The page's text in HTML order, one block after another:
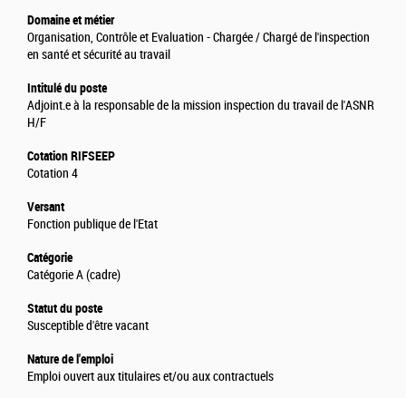
Domaine et métier
Organisation, Contrôle et Evaluation - Chargée / Chargé de l'inspection
en santé et sécurité au travail
Intitulé du poste
Adjoint.e à la responsable de la mission inspection du travail de l'ASNR
H/F
Cotation RIFSEEP
Cotation 4
Versant
Fonction publique de l'Etat
Catégorie
Catégorie A (cadre)
Statut du poste
Susceptible d'être vacant
Nature de l'emploi
Emploi ouvert aux titulaires et/ou aux contractuels